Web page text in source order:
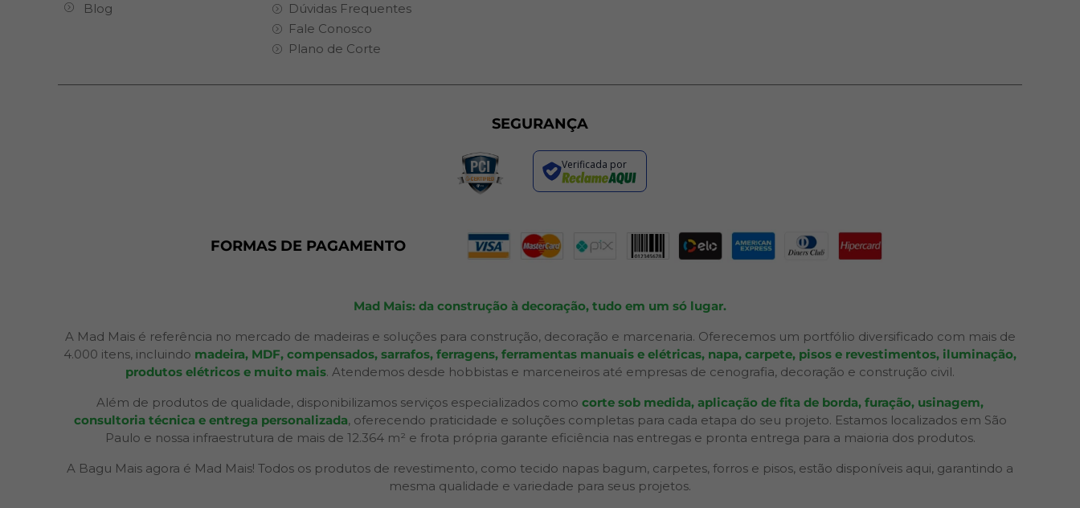
Blog
Dúvidas Frequentes
Fale Conosco
Plano de Corte
SEGURANÇA
Verificada por
FORMAS DE PAGAMENTO
Mad Mais: da construção à decoração, tudo em um só lugar.
A Mad Mais é referência no mercado de madeiras e soluções para construção, decoração e marcenaria. Oferecemos um portfólio diversificado com mais de
4.000 itens, incluindo madeira, MDF, compensados, sarrafos, ferragens, ferramentas manuais e elétricas, napa, carpete, pisos e revestimentos, iluminação,
produtos elétricos e muito mais. Atendemos desde hobbistas e marceneiros até empresas de cenografia, decoração e construção civil.
Além de produtos de qualidade, disponibilizamos serviços especializados como corte sob medida, aplicação de fita de borda, furação, usinagem,
consultoria técnica e entrega personalizada, oferecendo praticidade e soluções completas para cada etapa do seu projeto. Estamos localizados em São
Paulo e nossa infraestrutura de mais de 12.364 m² e frota própria garante eficiência nas entregas e pronta entrega para a maioria dos produtos.
A Bagu Mais agora é Mad Mais! Todos os produtos de revestimento, como tecido napas bagum, carpetes, forros e pisos, estão disponíveis aqui, garantindo a
mesma qualidade e variedade para seus projetos.